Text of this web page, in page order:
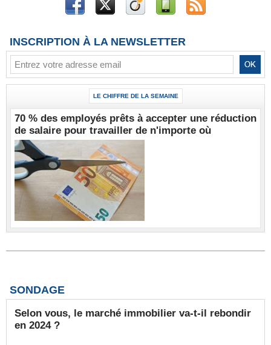
INSCRIPTION À LA NEWSLETTER
LE CHIFFRE DE LA SEMAINE
70 % des employés prêts à accepter une réduction
de salaire pour travailler de n'importe où
SONDAGE
Selon vous, le marché immobilier va-t-il rebondir
en 2024 ?